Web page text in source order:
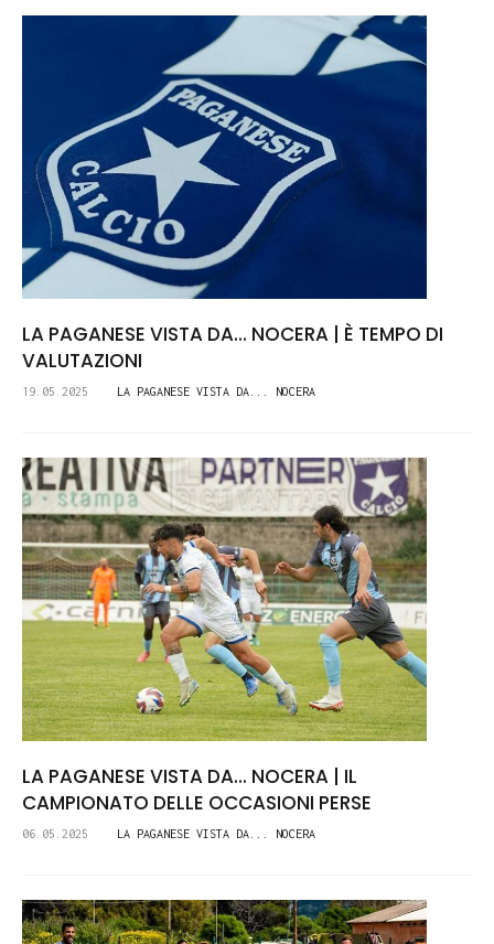
LA PAGANESE VISTA DA... NOCERA | È TEMPO DI
VALUTAZIONI
19.05.2025 LA PAGANESE VISTA DA... NOCERA
LA PAGANESE VISTA DA... NOCERA | IL
CAMPIONATO DELLE OCCASIONI PERSE
06.05.2025 LA PAGANESE VISTA DA... NOCERA